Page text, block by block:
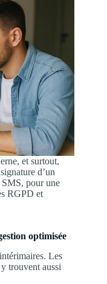
et surtout,
d’un
pour une
RGPD et
optimisée
Les
trouvent aussi